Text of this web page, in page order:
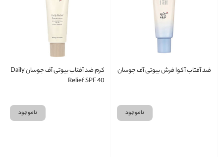
ضد آفتاب آکوا فرش بیوتی آف جوسان
ناموجود
کرم ضد آفتاب بیوتی آف جوسان Daily
Relief SPF 40
ناموجود